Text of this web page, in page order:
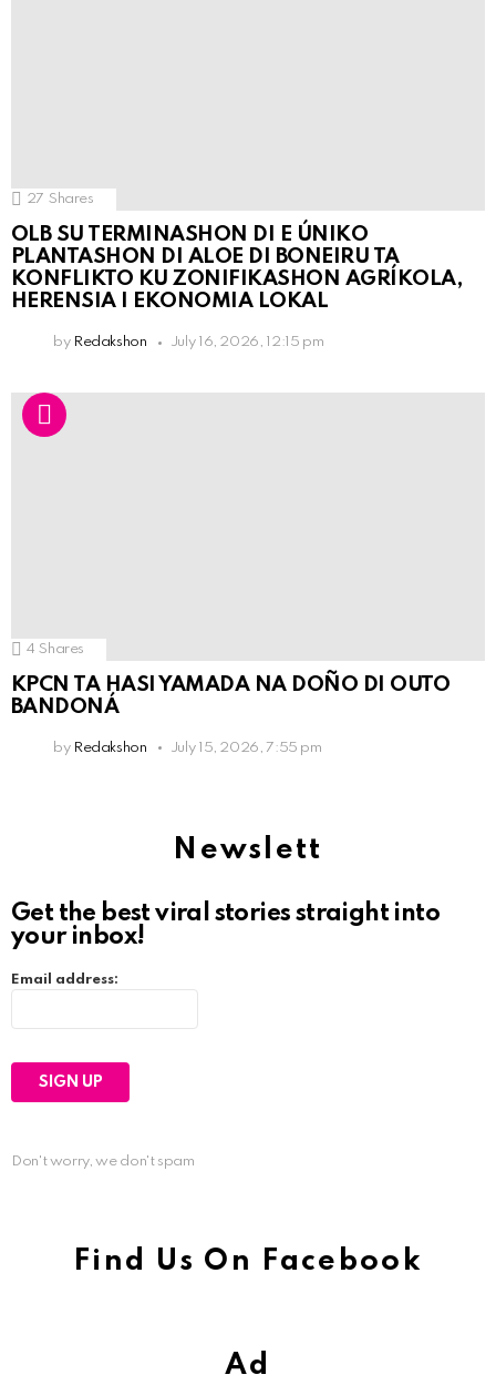
27 Shares
OLB SU TERMINASHON DI E ÚNIKO
PLANTASHON DI ALOE DI BONEIRU TA
KONFLIKTO KU ZONIFIKASHON AGRÍKOLA,
HERENSIA I EKONOMIA LOKAL
by Redakshon July 16, 2026, 12:15 pm
4 Shares
KPCN TA HASI YAMADA NA DOÑO DI OUTO
BANDONÁ
by Redakshon July 15, 2026, 7:55 pm
Newslett
Get the best viral stories straight into
your inbox!
Email address:
Don't worry, we don't spam
Find Us On Facebook
Ad